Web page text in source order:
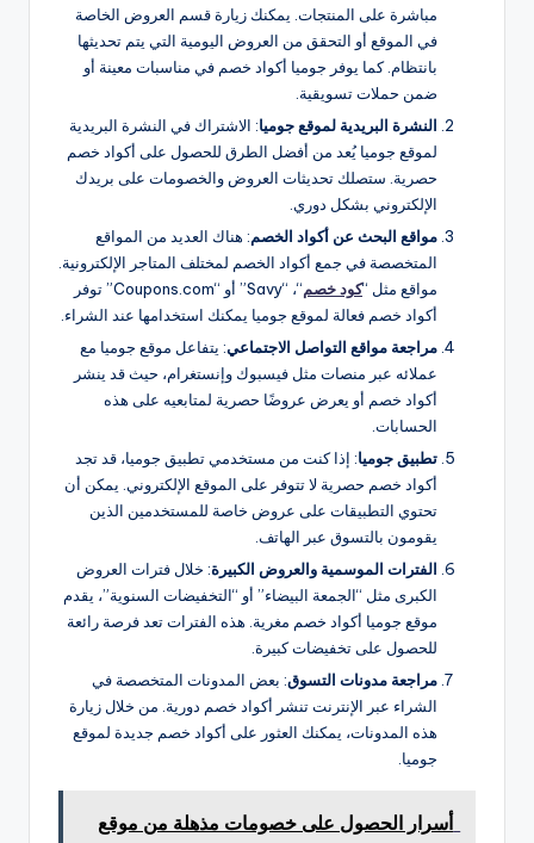
مباشرة على المنتجات. يمكنك زيارة قسم العروض الخاصة
في الموقع أو التحقق من العروض اليومية التي يتم تحديثها
بانتظام. كما يوفر جوميا أكواد خصم في مناسبات معينة أو
ضمن حملات تسويقية.
النشرة البريدية لموقع جوميا: الاشتراك في النشرة البريدية
لموقع جوميا يُعد من أفضل الطرق للحصول على أكواد خصم
حصرية. ستصلك تحديثات العروض والخصومات على بريدك
الإلكتروني بشكل دوري.
مواقع البحث عن أكواد الخصم: هناك العديد من المواقع
المتخصصة في جمع أكواد الخصم لمختلف المتاجر الإلكترونية.
مواقع مثل “كود خصم
“، “Savy” أو “Coupons.com” توفر
أكواد خصم فعالة لموقع جوميا يمكنك استخدامها عند الشراء.
مراجعة مواقع التواصل الاجتماعي: يتفاعل موقع جوميا مع
عملائه عبر منصات مثل فيسبوك وإنستغرام، حيث قد ينشر
أكواد خصم أو يعرض عروضًا حصرية لمتابعيه على هذه
الحسابات.
تطبيق جوميا: إذا كنت من مستخدمي تطبيق جوميا، قد تجد
أكواد خصم حصرية لا تتوفر على الموقع الإلكتروني. يمكن أن
تحتوي التطبيقات على عروض خاصة للمستخدمين الذين
يقومون بالتسوق عبر الهاتف.
الفترات الموسمية والعروض الكبيرة: خلال فترات العروض
الكبرى مثل “الجمعة البيضاء” أو “التخفيضات السنوية”، يقدم
موقع جوميا أكواد خصم مغرية. هذه الفترات تعد فرصة رائعة
للحصول على تخفيضات كبيرة.
مراجعة مدونات التسوق: بعض المدونات المتخصصة في
الشراء عبر الإنترنت تنشر أكواد خصم دورية. من خلال زيارة
هذه المدونات، يمكنك العثور على أكواد خصم جديدة لموقع
جوميا.
أسرار الحصول على خصومات مذهلة من موقع